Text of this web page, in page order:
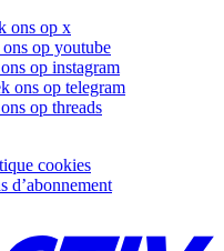
ons op x
op youtube
op instagram
ons op telegram
op threads
cookies
d’abonnement